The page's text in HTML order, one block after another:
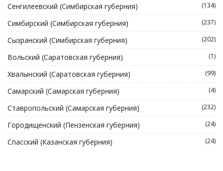
Сенгилеевский (Симбирская губерния) (134)
Симбирский (Симбирская губерния) (237)
Сызранский (Симбирская губерния) (202)
Вольский (Саратовская губерния) (1)
Хвалынский (Саратовская губерния) (99)
Самарский (Самарская губерния) (4)
Ставропольский (Самарская губерния) (232)
Городищенский (Пензенская губерния) (24)
Спасский (Казанская губерния) (24)